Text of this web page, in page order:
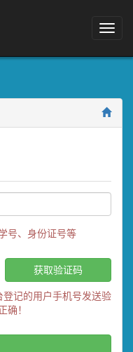
号、身份证号等
获取验证码
记的用户手机号发送验
确！